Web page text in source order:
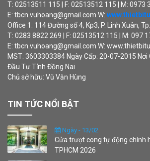
T: 02513511 115 | F: 02513512 115 | M: 0973
E: tbcn.vuhoang@gmail.com W:
Office 1: 114 Đường số 4, Kp3, P. Linh Xuân,
T: 0283 8822 269 | F: 02513512 115 | M: 097
E: tbcn.vuhoang@gmail.com W:
MST: 3603303384 Ngày Cấp: 20-07-2015 Nơi
Đầu Tư Tỉnh Đồng Nai
Chủ sở hữu: Vũ Văn Hùng
TIN TỨC NỔI BẬT
Ngày - 13/02
Cửa trượt cong tự động chính
TPHCM 2026